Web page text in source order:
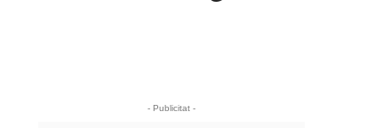
- Publicitat -